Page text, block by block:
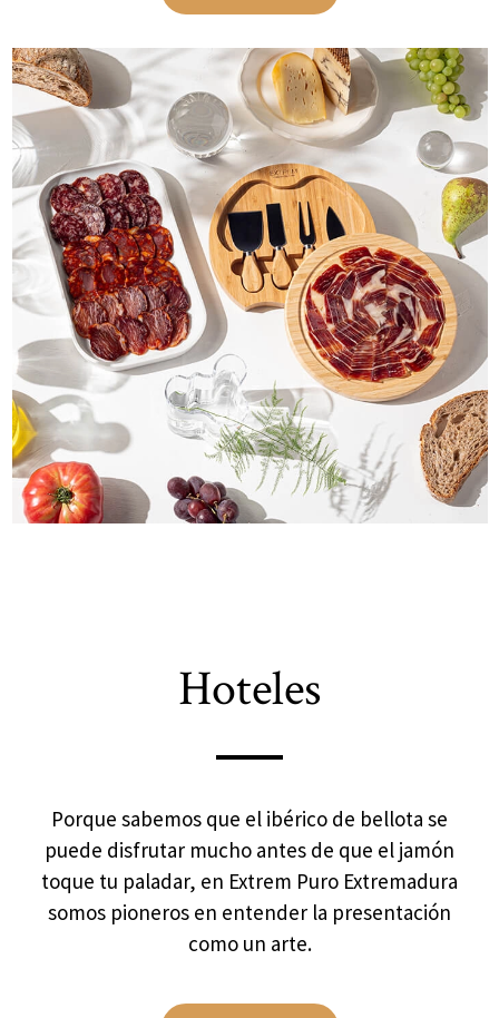
Hoteles
Porque sabemos que el ibérico de bellota se
puede disfrutar mucho antes de que el jamón
toque tu paladar, en Extrem Puro Extremadura
somos pioneros en entender la presentación
como un arte.